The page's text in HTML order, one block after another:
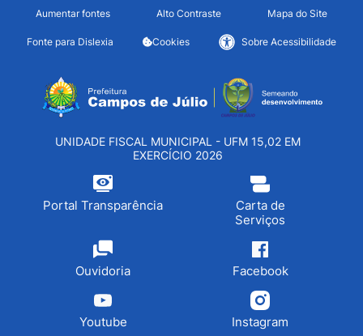
Seção de atalhos e links
Ir para o conteúdo [alt+1]
Ir para o menu [alt+2]
Ir para o rodapé [alt+4]
Aumentar fontes Alto Contraste Mapa do Site
Fonte para Dislexia Cookies Sobre Acessibilidade
Seção do menu principal
UNIDADE FISCAL MUNICIPAL - UFM 15,02 EM
EXERCÍCIO 2026
Portal Transparência
Carta de
Serviços
Ouvidoria Facebook
Youtube Instagram